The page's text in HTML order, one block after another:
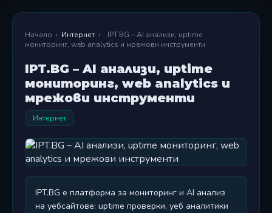
Начало › Интернет ›
IPT.BG – AI анализи, uptime
мониторинг, web analytics и мрежови инструменти
IPT.BG – AI анализи, uptime
мониторинг, web analytics и
мрежови инструменти
Интернет
IPT.BG е платформа за мониторинг и AI анализ
на уебсайтове: uptime проверки, уеб аналитики